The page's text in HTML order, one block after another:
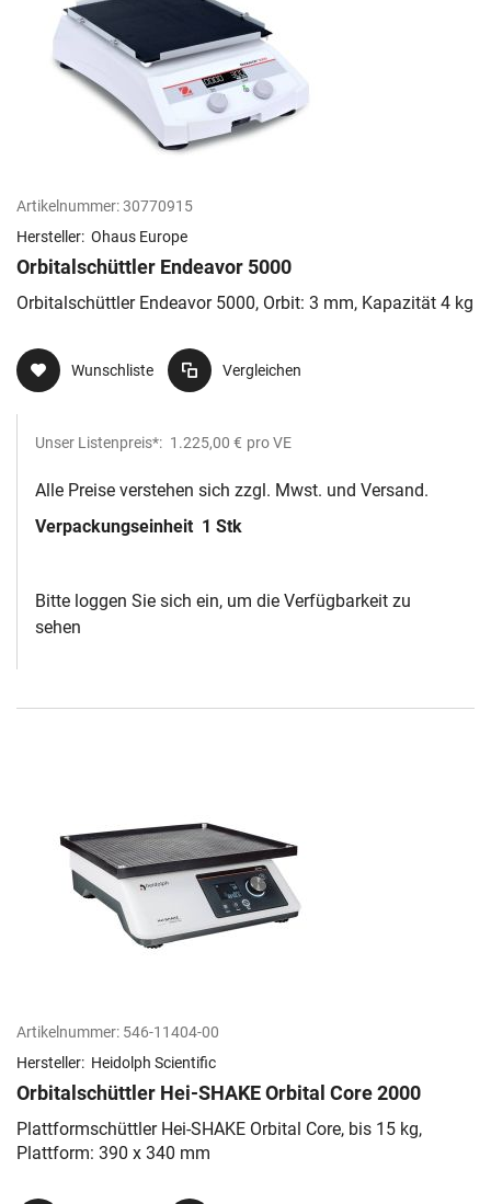
Artikelnummer:30770915
Hersteller: Ohaus Europe
Orbitalschüttler Endeavor 5000
Orbitalschüttler Endeavor 5000, Orbit: 3 mm, Kapazität 4 kg
Wunschliste Vergleichen
Unser Listenpreis*: 1.225,00 € pro VE
Alle Preise verstehen sich zzgl. Mwst. und Versand.
Verpackungseinheit 1 Stk
Bitte loggen Sie sich ein, um die Verfügbarkeit zu
sehen
Artikelnummer: 546-11404-00
Hersteller: Heidolph Scientific
Orbitalschüttler Hei-SHAKE Orbital Core 2000
Plattformschüttler Hei-SHAKE Orbital Core, bis 15 kg,
Plattform: 390 x 340 mm